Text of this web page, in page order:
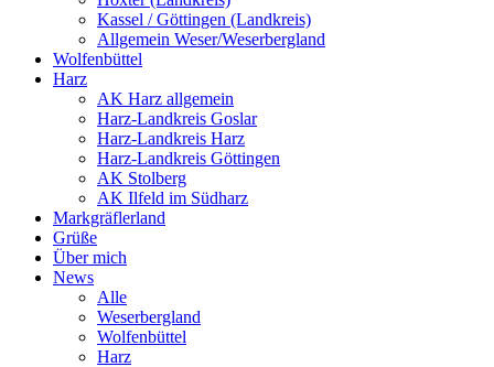
Kassel / Göttingen (Landkreis)
Allgemein Weser/Weserbergland
Wolfenbüttel
Harz
AK Harz allgemein
Harz-Landkreis Goslar
Harz-Landkreis Harz
Harz-Landkreis Göttingen
AK Stolberg
AK Ilfeld im Südharz
Markgräflerland
Grüße
Über mich
News
Alle
Weserbergland
Wolfenbüttel
Harz